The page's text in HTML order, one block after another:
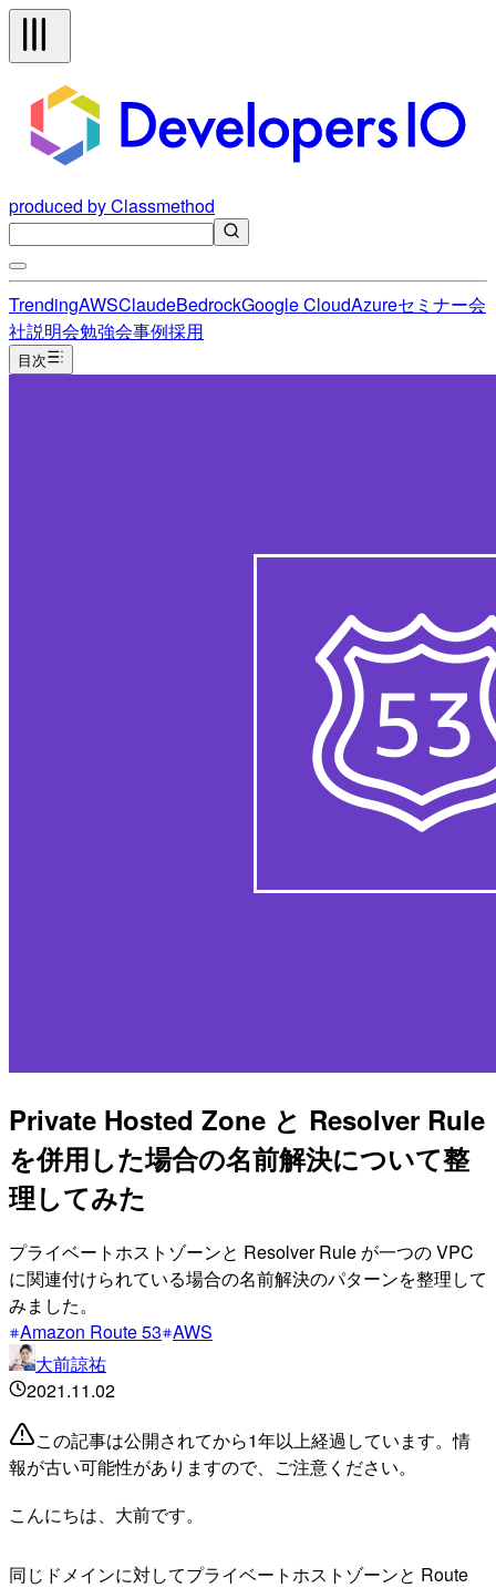
produced by Classmethod
TrendingAWSClaudeBedrockGoogle CloudAzureセミナー会
社説明会勉強会事例採用
目次
Private Hosted Zone と Resolver Rule
を併用した場合の名前解決について整
理してみた
プライベートホストゾーンと Resolver Rule が一つの VPC
に関連付けられている場合の名前解決のパターンを整理して
みました。
Amazon Route 53 AWS
大前諒祐
2021.11.02
この記事は公開されてから1年以上経過しています。情
報が古い可能性がありますので、ご注意ください。
こんにちは、大前です。
同じドメインに対してプライベートホストゾーンと Route